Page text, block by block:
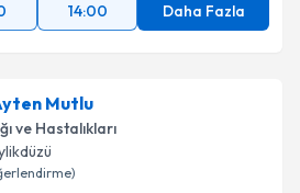
14:00 Daha Fazla
Mutlu
ve Hastalıkları